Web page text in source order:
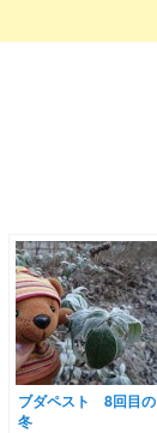
ブダペスト 8回目の
冬